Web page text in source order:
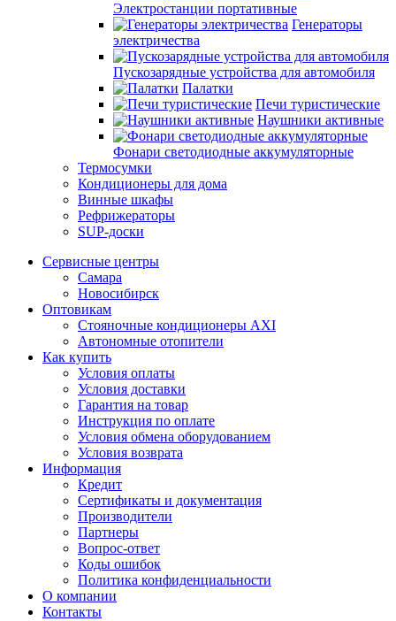
Электростанции портативные
Генераторы
электричества
Пускозарядные устройства для автомобиля
Палатки
Печи туристические
Наушники активные
Фонари светодиодные аккумуляторные
Термосумки
Кондиционеры для дома
Винные шкафы
Рефрижераторы
SUP-доски
Сервисные центры
Самара
Новосибирск
Оптовикам
Стояночные кондиционеры AXI
Автономные отопители
Как купить
Условия оплаты
Условия доставки
Гарантия на товар
Инструкция по оплате
Условия обмена оборудованием
Условия возврата
Информация
Кредит
Сертификаты и документация
Производители
Партнеры
Вопрос-ответ
Коды ошибок
Политика конфиденциальности
О компании
Контакты